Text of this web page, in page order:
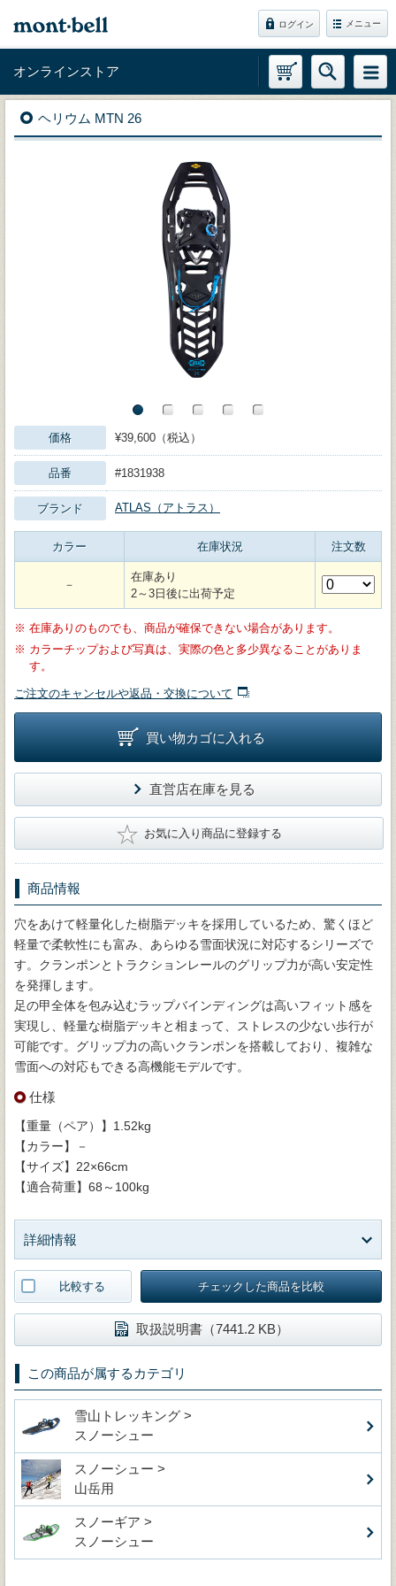
ログイン メニュー
オンラインストア
ヘリウム MTN 26
価格 ¥39,600（税込）
品番 #1831938
ブランド ATLAS（アトラス）
カラー 在庫状況 注文数
－
在庫あり
2～3日後に出荷予定
※ 在庫ありのものでも、商品が確保できない場合があります。
※ カラーチップおよび写真は、実際の色と多少異なることがありま
す。
ご注文のキャンセルや返品・交換について
買い物カゴに入れる
直営店在庫を見る
★ お気に入り商品に登録する
商品情報
穴をあけて軽量化した樹脂デッキを採用しているため、驚くほど
軽量で柔軟性にも富み、あらゆる雪面状況に対応するシリーズで
す。クランポンとトラクションレールのグリップ力が高い安定性
を発揮します。
足の甲全体を包み込むラップバインディングは高いフィット感を
実現し、軽量な樹脂デッキと相まって、ストレスの少ない歩行が
可能です。グリップ力の高いクランポンを搭載しており、複雑な
雪面への対応もできる高機能モデルです。
仕様
【重量（ペア）】1.52kg
【カラー】－
【サイズ】22×66cm
【適合荷重】68～100kg
詳細情報
比較する チェックした商品を比較
取扱説明書（7441.2 KB）
この商品が属するカテゴリ
雪山トレッキング >
スノーシュー
スノーシュー >
山岳用
スノーギア >
スノーシュー